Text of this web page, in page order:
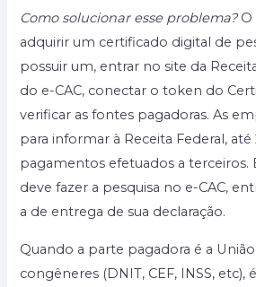
Como solucionar esse problema?O
adquirir um certificado digital de
possuir um, entrar no site da
do e-CAC, conectar o token do
verificar as fontes pagadoras. As
para informar à Receita Federal,
pagamentos efetuados a terceiros.
deve fazer a pesquisa no e-CAC,
a de entrega de sua declaração.
Quando a parte pagadora é a
congêneres (DNIT, CEF, INSS, etc),